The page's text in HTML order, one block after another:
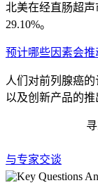
北美在经直肠超
29.10%。
预计哪些因素会推
人们对前列腺癌
以及创新产品的推
与专家交谈